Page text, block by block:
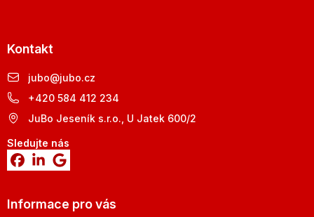
Kontakt
jubo@jubo.cz
+420 584 412 234
JuBo Jeseník s.r.o., U Jatek 600/2
Sledujte nás
Informace pro vás